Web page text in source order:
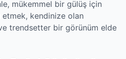
mükemmel bir gülüş için
kendinize olan
trendsetter bir görünüm elde